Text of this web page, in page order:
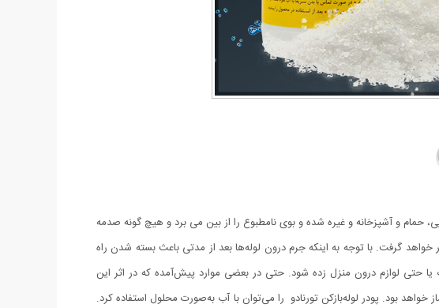
و آشپزخانه و غیره شده و بوی نامطبوع را از بین می برد و هیچ گونه صدمه
گرفت. با توجه به اینکه جرم درون لوله‌ها بعد از مدتی باعث بسته شدن راه
لوازم درون منزل زده شود. حتی در بعضی موارد پیش‌آمده که در اثر این
250گرم برای از بین بردن جرم و مانع بسیار کارساز خواهد بود. پودر لوله‌بازکن تورنادو را می‌توان با آب به‌صورت محلول استفاده کرد.